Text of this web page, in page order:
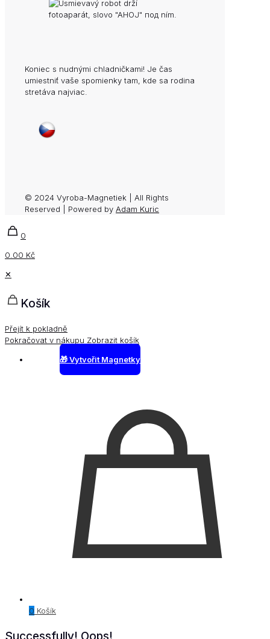
Koniec s nudnými chladničkami! Je čas
umiestniť vaše spomienky tam, kde sa rodina
stretáva najviac.
© 2024 Vyroba-Magnetiek | All Rights
Reserved | Powered by Adam Kuric
0
0.00 Kč
✕
Košík
Přejít k pokladně
Pokračovat v nákupu Zobrazit košík
🎁 Vytvořit Magnetky
0 Košík